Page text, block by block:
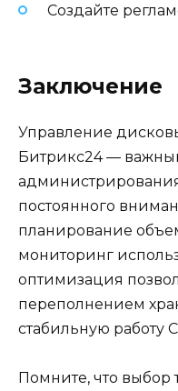
Создайте
Заключение
Управление
Битрикс24 —
постоянного
планирование
мониторинг
оптимизация
переполнением
стабильную работу
Помните, что выбор